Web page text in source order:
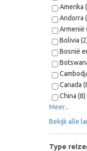
Amerika
Andorra
Armenië
Bolivia
Bosnië
Canada
China (8)
Meer...
Bekijk alle
Type